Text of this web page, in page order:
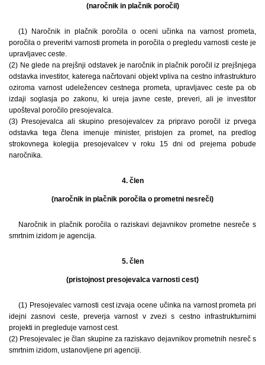
(naročnik in plačnik poročil)
(1) Naročnik in plačnik poročila o oceni učinka na varnost prometa,
poročila o preveritvi varnosti prometa in poročila o pregledu varnosti ceste je
upravljavec ceste.
(2) Ne glede na prejšnji odstavek je naročnik in plačnik poročil iz prejšnjega
odstavka investitor, katerega načrtovani objekt vpliva na cestno infrastrukturo
oziroma varnost udeležencev cestnega prometa, upravljavec ceste pa ob
izdaji soglasja po zakonu, ki ureja javne ceste, preveri, ali je investitor
upošteval poročilo presojevalca.
(3) Presojevalca ali skupino presojevalcev za pripravo poročil iz prvega
odstavka tega člena imenuje minister, pristojen za promet, na predlog
strokovnega kolegija presojevalcev v roku 15 dni od prejema pobude
naročnika.
4. člen
(naročnik in plačnik poročila o prometni nesreči)
Naročnik in plačnik poročila o raziskavi dejavnikov prometne nesreče s
smrtnim izidom je agencija.
5. člen
(pristojnost presojevalca varnosti cest)
(1) Presojevalec varnosti cest izvaja ocene učinka na varnost prometa pri
idejni zasnovi ceste, preverja varnost v zvezi s cestno infrastrukturnimi
projekti in pregleduje varnost cest.
(2) Presojevalec je član skupine za raziskavo dejavnikov prometnih nesreč s
smrtnim izidom, ustanovljene pri agenciji.